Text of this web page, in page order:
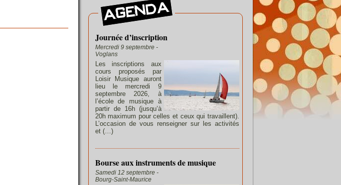
Journée d’inscription
Mercredi 9 septembre -
Voglans
Les inscriptions aux
cours proposés par
Loisir Musique auront
lieu le mercredi 9
septembre 2026, à
l’école de musique à
partir de 16h (jusqu’à
20h maximum pour celles et ceux qui travaillent).
L’occasion de vous renseigner sur les activités
et (…)
Bourse aux instruments de musique
Samedi 12 septembre -
Bourg-Saint-Maurice